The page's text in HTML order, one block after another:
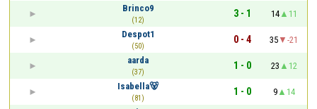
Brinco9
(12)
3 - 1 14
11
Despot1
(50)
0 - 4 35
-21
aarda
(37)
1 - 0 23
12
Isabella🐻
(81)
1 - 0 9
14